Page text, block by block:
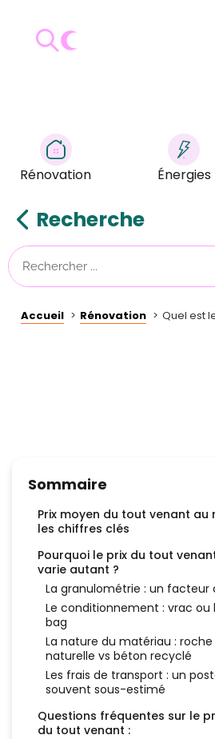
Rénovation Énergies
Recherche
Accueil Rénovation Quel est
Sommaire
Prix moyen du tout venant au
les chiffres clés
Pourquoi le prix du tout
varie autant ?
La granulométrie : un facteur
Le conditionnement : vrac ou
bag
La nature du matériau : roche
naturelle vs béton recyclé
Les frais de transport : un
souvent sous-estimé
Questions fréquentes sur le
du tout venant :